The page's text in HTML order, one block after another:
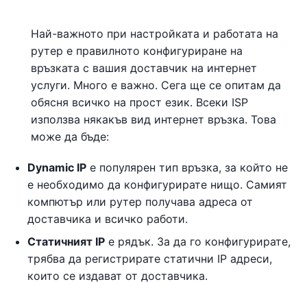
Най-важното при настройката и работата на
рутер е правилното конфигуриране на
връзката с вашия доставчик на интернет
услуги. Много е важно. Сега ще се опитам да
обясня всичко на прост език. Всеки ISP
използва някакъв вид интернет връзка. Това
може да бъде:
Dynamic IP е популярен тип връзка, за който не
е необходимо да конфигурирате нищо. Самият
компютър или рутер получава адреса от
доставчика и всичко работи.
Статичният IP е рядък. За да го конфигурирате,
трябва да регистрирате статични IP адреси,
които се издават от доставчика.